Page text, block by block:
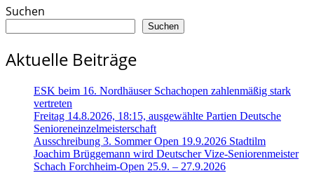
Suchen
Suchen
Aktuelle Beiträge
ESK beim 16. Nordhäuser Schachopen zahlenmäßig stark
vertreten
Freitag 14.8.2026, 18:15, ausgewählte Partien Deutsche
Senioreneinzelmeisterschaft
Ausschreibung 3. Sommer Open 19.9.2026 Stadtilm
Joachim Brüggemann wird Deutscher Vize-Seniorenmeister
Schach Forchheim-Open 25.9. – 27.9.2026